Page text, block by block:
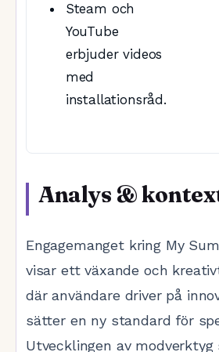
Steam och
YouTube
erbjuder videos
med
installationsråd.
Analys &
Engagemanget kring My
visar ett växande och
där användare driver på
sätter en ny standard för
Utvecklingen av modverktyg